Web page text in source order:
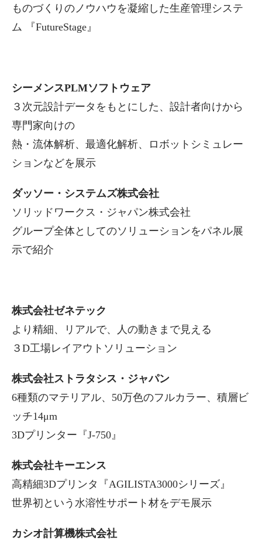
ものづくりのノウハウを凝縮した生産管理システ
ム 『FutureStage』
シーメンスPLMソフトウェア
３次元設計データをもとにした、設計者向けから
専門家向けの
熱・流体解析、最適化解析、ロボットシミュレー
ションなどを展示
ダッソー・システムズ株式会社
ソリッドワークス・ジャパン株式会社
グループ全体としてのソリューションをパネル展
示で紹介
株式会社ゼネテック
より精細、リアルで、人の動きまで見える
３D工場レイアウトソリューション
株式会社ストラタシス・ジャパン
6種類のマテリアル、50万色のフルカラー、積層ビ
ッチ14μm
3Dプリンター『J-750』
株式会社キーエンス
高精細3Dプリンタ『AGILISTA3000シリーズ』
世界初という水溶性サポート材をデモ展示
カシオ計算機株式会社